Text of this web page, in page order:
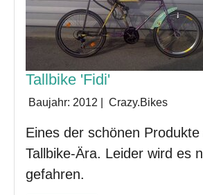
Tallbike 'Fidi'
Baujahr: 2012 Crazy.Bikes
Eines der schönen
Tallbike-Ära. Leider wird es
gefahren.